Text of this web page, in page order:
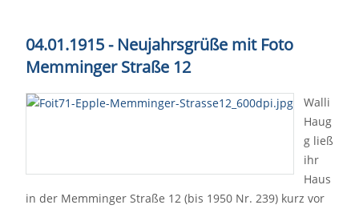
04.01.1915 - Neujahrsgrüße mit Foto
Memminger Straße 12
Walli
Haug
g ließ
ihr
Haus
in der Memminger Straße 12 (bis 1950 Nr. 239) kurz vor